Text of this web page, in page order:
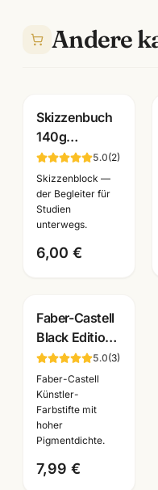
Andere
Skizzenbuch
140g
reinweiss ·
A6/A5/A4 ·
Zeichenpapier
für Studien
unterwegs
5.0(2)
Skizzenblock —
der Begleiter für
Studien
unterwegs.
6,00 €
Faber-Castell
Black Edition
Buntstifte ·
12/24/36er
Set ·
Künstlerbedarf
Mannheim
5.0(3)
Faber-Castell
Künstler-
Farbstifte mit
hoher
Pigmentdichte.
7,99 €